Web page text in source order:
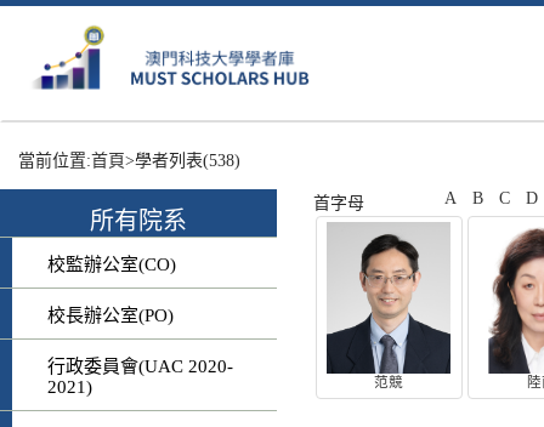
當前位置:首頁>學者列表(538)
所有院系
校監辦公室(CO)
校長辦公室(PO)
行政委員會(UAC 2020-
2021)
首字母 A B C D
范競